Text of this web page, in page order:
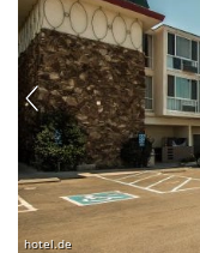
hotel.de